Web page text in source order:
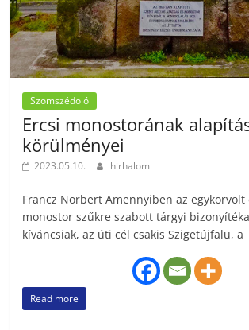
Szomszédoló
Ercsi monostorának
körülményei
2023.05.10. hirhalom
Francz Norbert Amennyiben az egykorvolt
monostor szűkre szabott tárgyi
kíváncsiak, az úti cél csakis Szigetújfalu, a
Read more